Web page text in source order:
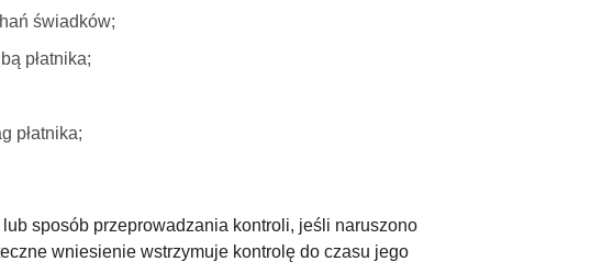
świadków;
płatnika;
płatnika;
sposób przeprowadzania kontroli, jeśli naruszono
wniesienie wstrzymuje kontrolę do czasu jego